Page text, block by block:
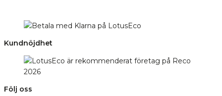
Kundnöjdhet
Följ oss